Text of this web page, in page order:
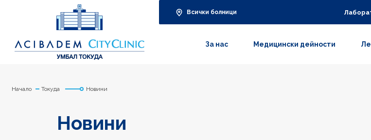
Всички болници
За нас Медицински дейности
Начало Токуда Новини
Новини